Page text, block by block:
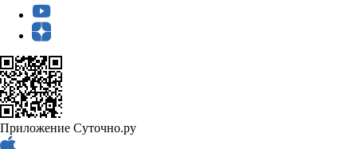
Приложение Суточно.ру